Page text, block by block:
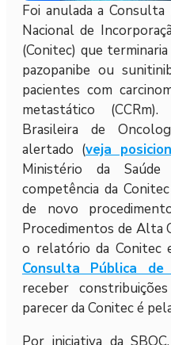
Foi anulada a Consulta
Nacional de
(Conitec) que
pazopanibe ou
pacientes com
metastático
Brasileira de
alertado (veja
Ministério da
competência da
de novo
Procedimentos de Alta
o relatório da Conitec
Consulta Pública
receber
parecer da Conitec é
Por iniciativa da